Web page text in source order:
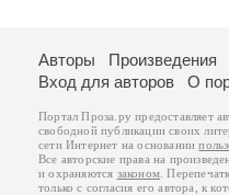
Авторы Произведения
Вход для авторов
О
Портал Проза.ру предоставляет
свободной публикации своих
сети Интернет на основании
Все авторские права на
и охраняются законом .
только с согласия его автора, к